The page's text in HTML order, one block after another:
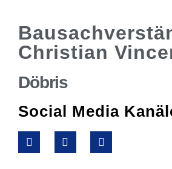
Christian
Döbris
Social Media